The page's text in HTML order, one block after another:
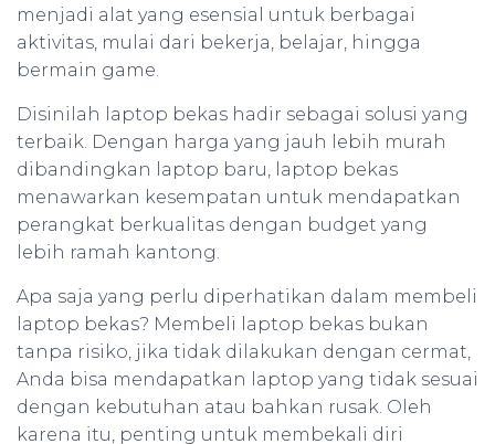
menjadi alat yang esensial untuk berbagai
aktivitas, mulai dari bekerja, belajar, hingga
bermain game.
Disinilah laptop bekas hadir sebagai solusi yang
terbaik. Dengan harga yang jauh lebih murah
dibandingkan laptop baru, laptop bekas
menawarkan kesempatan untuk mendapatkan
perangkat berkualitas dengan budget yang
lebih ramah kantong.
Apa saja yang perlu diperhatikan dalam membeli
laptop bekas? Membeli laptop bekas bukan
tanpa risiko, jika tidak dilakukan dengan cermat,
Anda bisa mendapatkan laptop yang tidak sesuai
dengan kebutuhan atau bahkan rusak. Oleh
karena itu, penting untuk membekali diri